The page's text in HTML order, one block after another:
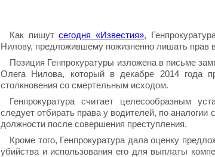
Как пишутсегодня «Известия»,
Нилову, предложившему пожизненно лишать прав
Позиция Генпрокуратуры изложена в письме
Олега Нилова, который в декабре 2014 года
столкновения со смертельным исходом.
Генпрокуратура считает целесообразным
следует отбирать права у водителей, по
должности после совершения преступления.
Кроме того, Генпрокуратура дала оценку
убийства и использования его для выплаты